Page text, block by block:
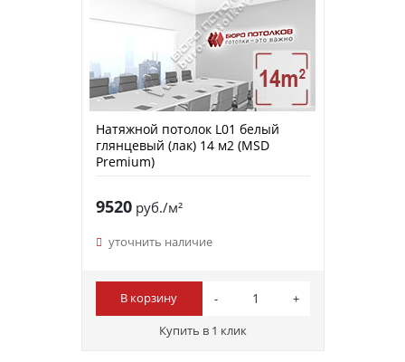
Натяжной потолок L01 белый
глянцевый (лак) 14 м2 (MSD
Premium)
9520руб./м²
уточнить наличие
В корзину
Купить в 1 клик